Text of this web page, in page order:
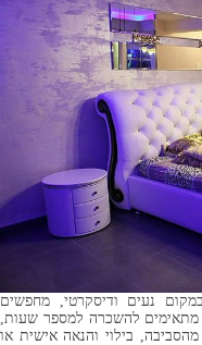
נעים ודיסקרטי, מחפשים
להשכרה למספר שעות,
בילוי והנאה אישית או